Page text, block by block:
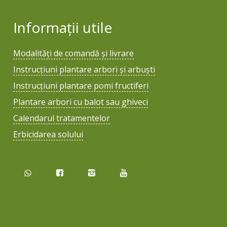
Informații utile
Modalități de comandă și livrare
Instrucțiuni plantare arbori și arbuști
Instrucțiuni plantare pomi fructiferi
Plantare arbori cu balot sau ghiveci
Calendarul tratamentelor
Erbicidarea solului